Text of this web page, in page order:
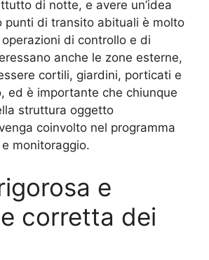
di notte, e avere un’idea
punti di transito abituali è molto
di controllo e di
anche le zone esterne,
cortili, giardini, porticati e
ed è importante che chiunque
struttura oggetto
coinvolto nel programma
monitoraggio.
e
corretta dei